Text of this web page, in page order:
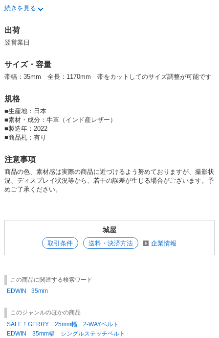
35mm幅のベーシックな作りのベルトです。
シンプルで造りしっかりですので、長くご愛用頂けそうです。
続きを見る
出荷
翌営業日
サイズ・容量
帯幅：35mm 全長：1170mm 帯をカットしてのサイズ調整が可能です
規格
■生産地：日本
■素材・成分：牛革（インド産レザー）
■製造年：2022
■商品札：有り
注意事項
商品の色、素材感は実際の商品に近づけるよう努めておりますが、撮影状
況、ディスプレイ状況等から、若干の誤差が生じる場合がございます。予
めご了承ください。
城屋
取引条件 送料・決済方法 企業情報
この商品に関連する検索ワード
EDWIN
35mm
このジャンルのほかの商品
SALE！GERRY 25mm幅 2-WAYベルト
EDWIN 35mm幅 シングルステッチベルト